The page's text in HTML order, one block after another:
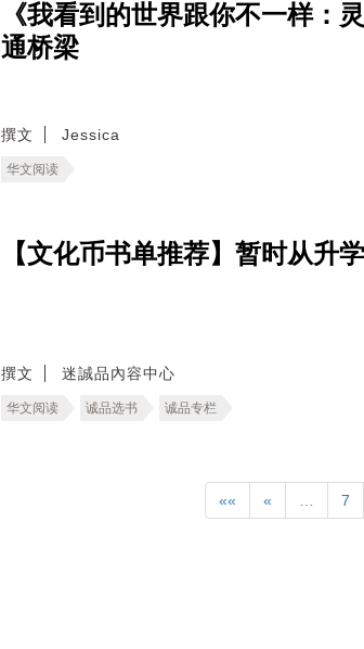
《我看到的世界跟你不一样：
通桥梁
撰文 Jessica
华文阅读
【文化币书单推荐】暂时从升
撰文 迷誠品內容中心
华文阅读 诚品选书 诚品专栏
«« « … 7